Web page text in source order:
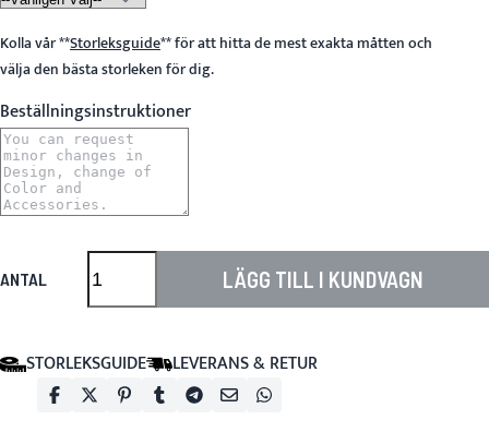
Kolla vår**Storleksguide**för att hitta de mest exakta måtten och
välja den bästa storleken för dig.
Beställningsinstruktioner
ANTAL LÄGG TILL I KUNDVAGN
STORLEKSGUIDE LEVERANS & RETUR